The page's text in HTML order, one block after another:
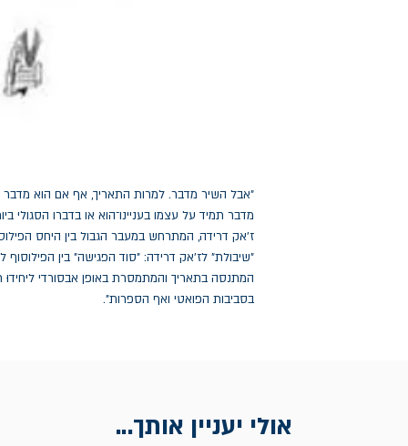
בסביבות הפואטי ואף הספרות".
אולי יעניין אותך...